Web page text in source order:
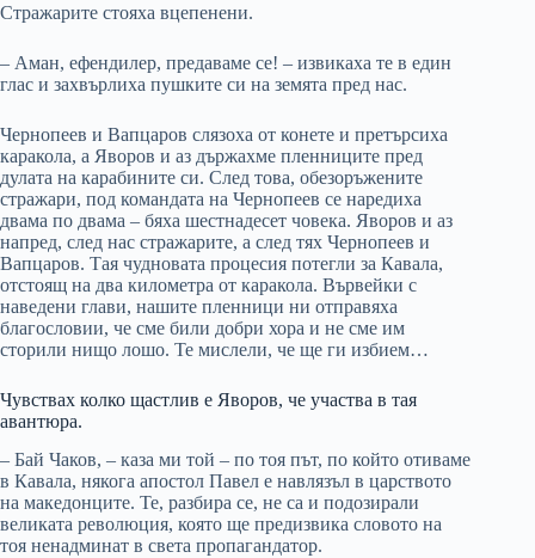
Стражарите стояха вцепенени.
– Аман, ефендилер, предаваме се! – извикаха те в един
глас и захвърлиха пушките си на земята пред нас.
Чернопеев и Вапцаров слязоха от конете и претърсиха
каракола, а Яворов и аз държахме пленниците пред
дулата на карабините си. След това, обезоръжените
стражари, под командата на Чернопеев се наредиха
двама по двама – бяха шестнадесет човека. Яворов и аз
напред, след нас стражарите, а след тях Чернопеев и
Вапцаров. Тая чудновата процесия потегли за Кавала,
отстоящ на два километра от каракола. Вървейки с
наведени глави, нашите пленници ни отправяха
благословии, че сме били добри хора и не сме им
сторили нищо лошо. Те мислели, че ще ги избием…
Чувствах колко щастлив е Яворов, че участва в тая
авантюра.
– Бай Чаков, – каза ми той – по тоя път, по който отиваме
в Кавала, някога апостол Павел е навлязъл в царството
на македонците. Те, разбира се, не са и подозирали
великата революция, която ще предизвика словото на
тоя ненадминат в света пропагандатор.